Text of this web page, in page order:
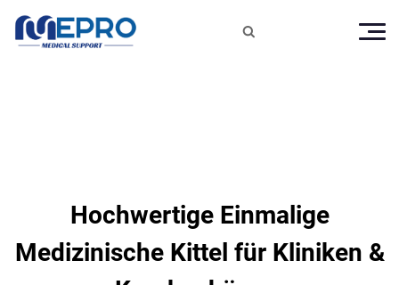

Hochwertige Einmalige
Medizinische Kittel für Kliniken &